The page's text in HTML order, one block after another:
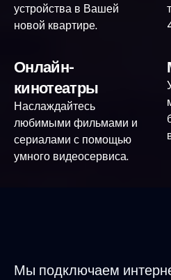
устройства в Вашей
новой квартире.
Онлайн-
кинотеатры
Наслаждайтесь
любимыми фильмами и
сериалами с помощью
умного видеосервиса.
Мы подключаем